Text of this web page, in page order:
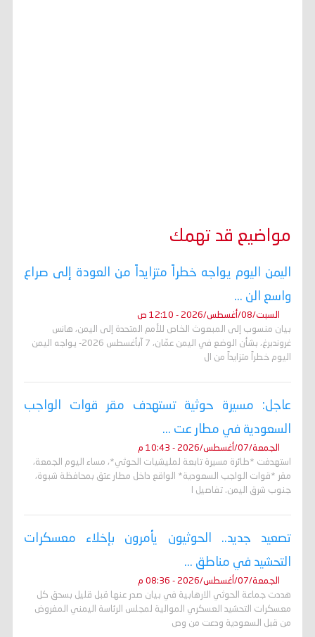
مواضيع قد تهمك
اليمن اليوم يواجه خطراً متزايداً من العودة إلى صراع
واسع الن ...
السبت/08/أغسطس/2026 - 12:10 ص
بيان منسوب إلى المبعوث الخاص للأمم المتحدة إلى اليمن، هانس
غروندبرغ، بشأن الوضع في اليمن عمّان، 7 آبأغسطس 2026- يواجه اليمن
اليوم خطراً متزايداً من ال
عاجل: مسيرة حوثية تستهدف مقر قوات الواجب
السعودية في مطار عت ...
الجمعة/07/أغسطس/2026 - 10:43 م
استهدفت *طائرة مسيرة تابعة لمليشيات الحوثي*، مساء اليوم الجمعة،
مقر *قوات الواجب السعودية* الواقع داخل مطار عتق بمحافظة شبوة،
جنوب شرق اليمن. تفاصيل ا
تصعيد جديد.. الحوثيون يأمرون بإخلاء معسكرات
التحشيد في مناطق ...
الجمعة/07/أغسطس/2026 - 08:36 م
هددت جماعة الحوثي الارهابية في بيان صدر عنها قبل قليل بسحق كل
معسكرات التحشيد العسكري الموالية لمجلس الرئاسة اليمني المفروض
من قبل السعودية ودعت من وص